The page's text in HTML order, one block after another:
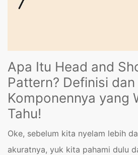
Apa Itu Head and
Pattern? Definisi dan
Komponennya yang
Tahu!
Oke, sebelum kita nyelam lebih
akuratnya, yuk kita pahami dulu